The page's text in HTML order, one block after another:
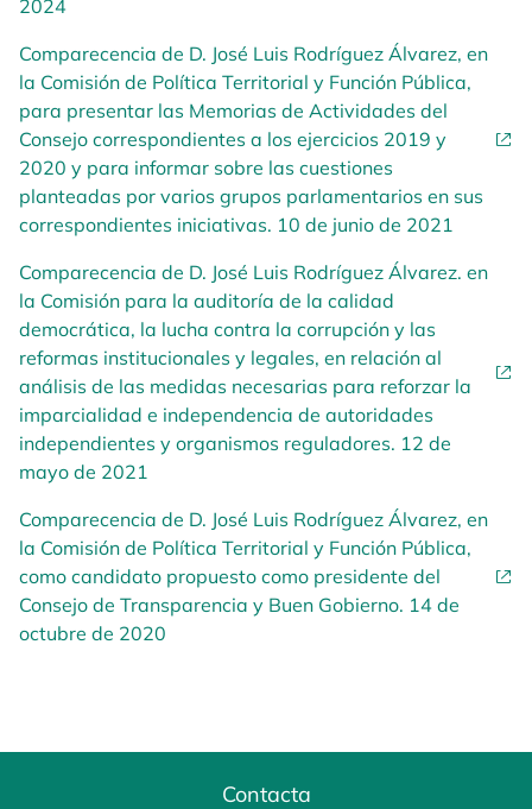
2024
Comparecencia de D. José Luis Rodríguez Álvarez, en
la Comisión de Política Territorial y Función Pública,
para presentar las Memorias de Actividades del
Consejo correspondientes a los ejercicios 2019 y
2020 y para informar sobre las cuestiones
planteadas por varios grupos parlamentarios en sus
correspondientes iniciativas. 10 de junio de 2021
Comparecencia de D. José Luis Rodríguez Álvarez. en
la Comisión para la auditoría de la calidad
democrática, la lucha contra la corrupción y las
reformas institucionales y legales, en relación al
análisis de las medidas necesarias para reforzar la
imparcialidad e independencia de autoridades
independientes y organismos reguladores. 12 de
mayo de 2021
Comparecencia de D. José Luis Rodríguez Álvarez, en
la Comisión de Política Territorial y Función Pública,
como candidato propuesto como presidente del
Consejo de Transparencia y Buen Gobierno. 14 de
octubre de 2020
Contacta